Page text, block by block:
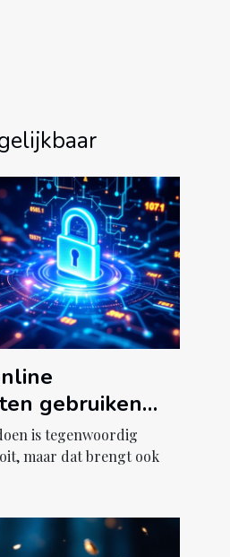
gebruiken
aankopen?
is tegenwoordig
maar dat brengt ook